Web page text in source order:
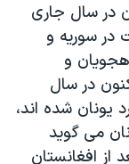
در سال جاری
در سوریه و
و
در سال
دریا وارد یونان شده اند،
است. یونان می گوید
از افغانستان